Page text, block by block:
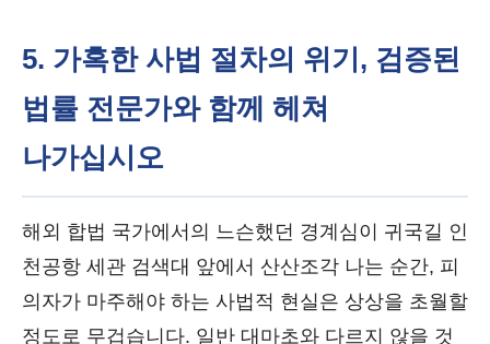
5. 가혹한 사법 절차의 위기, 검증된
법률 전문가와 함께 헤쳐
나가십시오
해외 합법 국가에서의 느슨했던 경계심이 귀국길 인
천공항 세관 검색대 앞에서 산산조각 나는 순간, 피
의자가 마주해야 하는 사법적 현실은 상상을 초월할
정도로 무겁습니다. 일반 대마초와 다르지 않을 것